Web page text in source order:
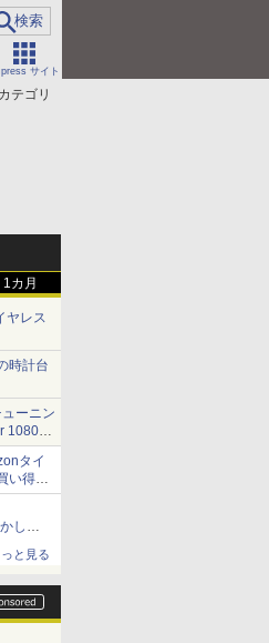
サイト
テゴリ
1カ月
ヤレス
時計台
ーニン
1080
タイ
い得
し
」
っと見る